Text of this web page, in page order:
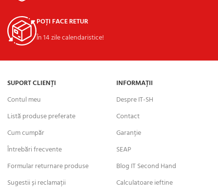
POȚI FACE RETUR
În 14 zile calendaristice!
SUPORT CLIENȚI
Contul meu
Listă produse preferate
Cum cumpăr
Întrebări frecvente
Formular returnare produse
Sugestii și reclamații
INFORMAȚII
Despre IT-SH
Contact
Garanție
SEAP
Blog IT Second Hand
Calculatoare ieftine